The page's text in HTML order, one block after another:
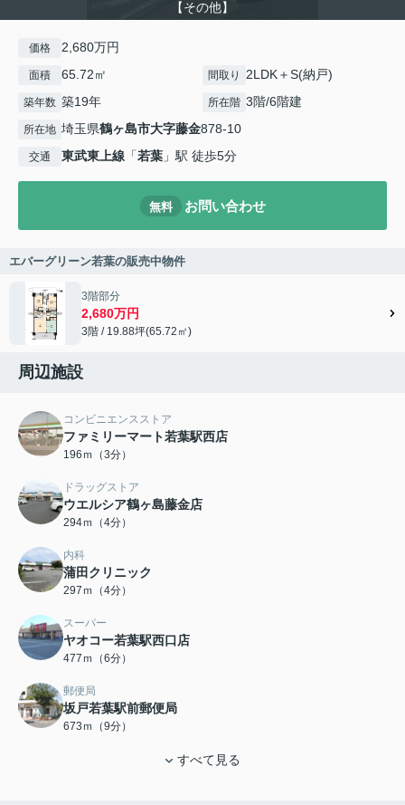
【その他】
価格 2,680万円
面積 65.72㎡ 間取り 2LDK＋S(納戸)
築年数 築19年 所在階 3階/6階建
所在地 埼玉県鶴ヶ島市大字藤金878-10
交通 東武東上線 「若葉 」駅 徒歩5分
無料 お問い合わせ
エバーグリーン若葉の販売中物件
3階部分
2,680万円
3階 / 19.88坪(65.72㎡)
周辺施設
コンビニエンスストア
ファミリーマート若葉駅西店
196ｍ（3分）
ドラッグストア
ウエルシア鶴ヶ島藤金店
294ｍ（4分）
内科
蒲田クリニック
297ｍ（4分）
スーパー
ヤオコー若葉駅西口店
477ｍ（6分）
郵便局
坂戸若葉駅前郵便局
673ｍ（9分）
すべて見る